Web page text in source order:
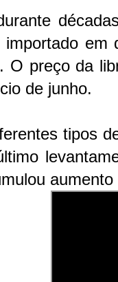
em
O preço da
de junho.
tipos